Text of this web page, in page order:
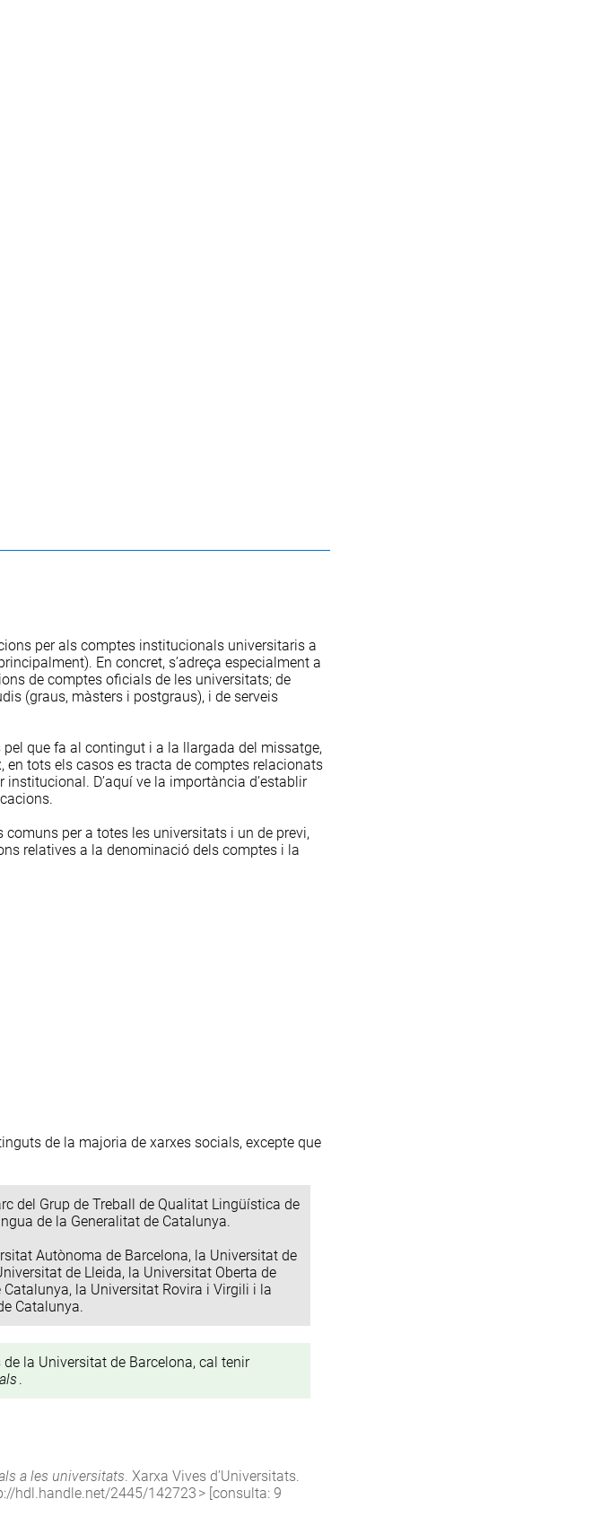
per als comptes institucionals universitaris a
En concret, s’adreça especialment a
de comptes oficials de les universitats; de
(graus, màsters i postgraus), i de serveis
que fa al contingut i a la llargada del missatge,
tots els casos es tracta de comptes relacionats
D’aquí ve la importància d’establir
per a totes les universitats i un de previ,
relatives a la denominació dels comptes i la
de la majoria de xarxes socials, excepte que
del Grup de Treball de Qualitat Lingüística de
de la Generalitat de Catalunya.
Autònoma de Barcelona, la Universitat de
de Lleida, la Universitat Oberta de
la Universitat Rovira i Virgili i la
Catalunya.
la Universitat de Barcelona, cal tenir
.
a les universitats . Xarxa Vives d’Universitats.
hdl.handle.net/2445/142723 > [consulta: 9